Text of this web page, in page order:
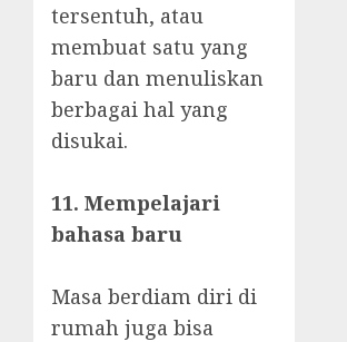
tersentuh, atau
membuat satu yang
baru dan menuliskan
berbagai hal yang
disukai.
11. Mempelajari
bahasa baru
Masa berdiam diri di
rumah juga bisa